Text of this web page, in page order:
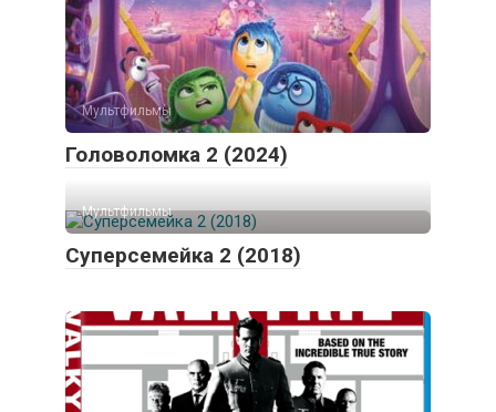
Мультфильмы
Головоломка 2 (2024)
Мультфильмы
Суперсемейка 2 (2018)